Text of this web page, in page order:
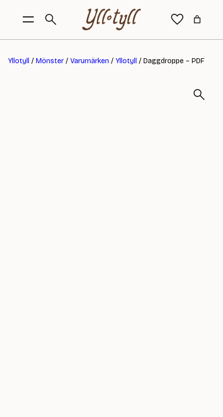
Yllotyll / Mönster/ Varumärken / Yllotyll / Daggdroppe – PDF